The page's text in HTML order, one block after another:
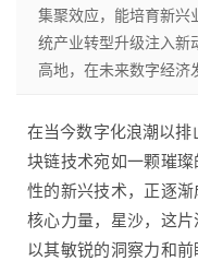
集聚效应，能培育新兴
统产业转型升级注入新
高地，在未来数字经济
在当今数字化浪潮以
块链技术宛如一颗璀
性的新兴技术，正逐
核心力量，星沙，这片
以其敏锐的洞察力和